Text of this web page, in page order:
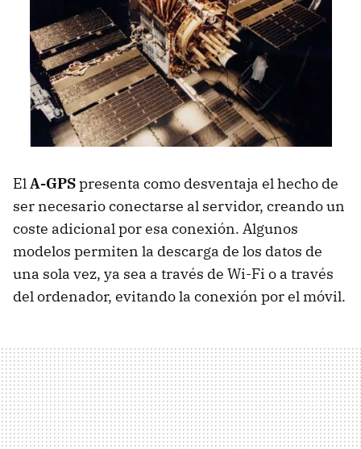
ElA-GPSpresenta como desventaja el hecho de
ser necesario conectarse al servidor, creando un
coste adicional por esa conexión. Algunos
modelos permiten la descarga de los datos de
una sola vez, ya sea a través de Wi-Fi o a través
del ordenador, evitando la conexión por el móvil.